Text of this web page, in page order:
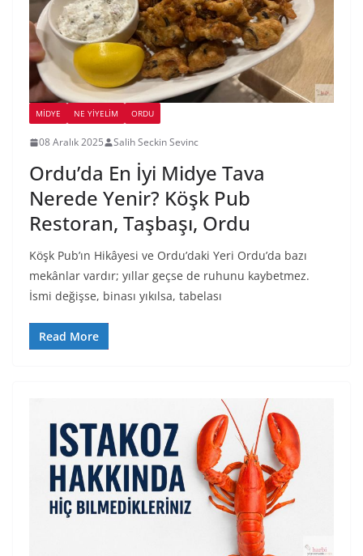
MIDYE NE YİYELİM ORDU
08 Aralık 2025 Salih Seckin Sevinc
Ordu’da En İyi Midye Tava
Nerede Yenir? Köşk Pub
Restoran, Taşbaşı, Ordu
Köşk Pub’ın Hikâyesi ve Ordu’daki Yeri Ordu’da bazı
mekânlar vardır; yıllar geçse de ruhunu kaybetmez.
İsmi değişse, binası yıkılsa, tabelası
Read More